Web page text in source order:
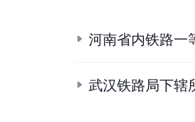
河南省内铁路一
武汉铁路局下辖